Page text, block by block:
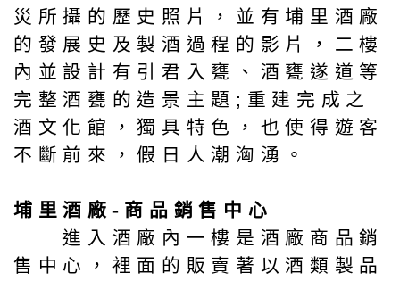
災所攝的歷史照片，並有埔里酒廠
的發展史及製酒過程的影片，二樓
內並設計有引君入甕、酒甕遂道等
完整酒甕的造景主題;重建完成之
酒文化館，獨具特色，也使得遊客
不斷前來，假日人潮洶湧。
埔里酒廠-商品銷售中心
進入酒廠內一樓是酒廠商品銷
售中心，裡面的販賣著以酒類製品